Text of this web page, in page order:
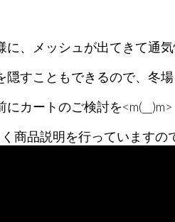
に、メッシュが出てきて通気
隠すこともできるので、冬
カートのご検討を<m(__)m>
商品説明を行っていますの